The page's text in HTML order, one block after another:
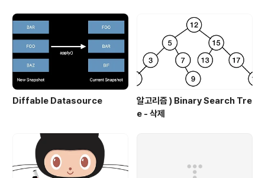
Diffable Datasource
알고리즘 ) Binary Search Tre
e - 삭제